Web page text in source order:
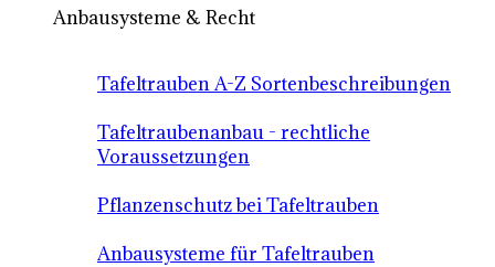
Anbausysteme & Recht
Tafeltrauben A-Z Sortenbeschreibungen
Tafeltraubenanbau - rechtliche
Voraussetzungen
Pflanzenschutz bei Tafeltrauben
Anbausysteme für Tafeltrauben